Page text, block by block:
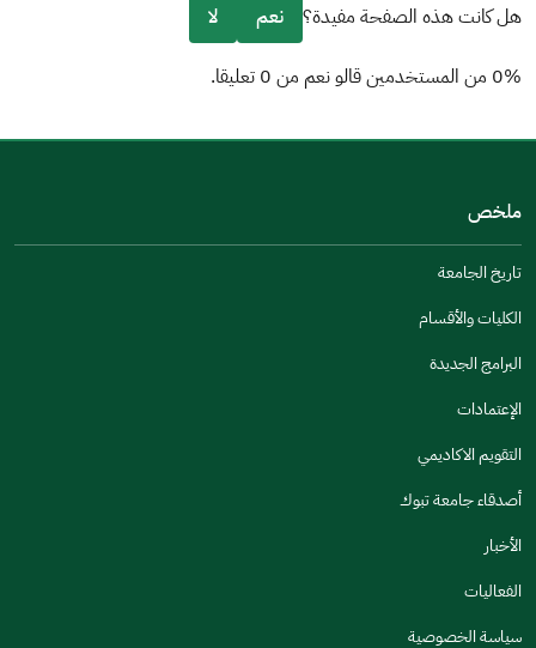
هل كانت هذه الصفحة مفيدة؟ نعم لا
0% من المستخدمين قالو نعم من 0 تعليقا.
مكتوبة بشكل جيد
الإجابات كانت مرتبطة
تصميمه يجعله سهل القراءة
أخرى
جنس
اخبرنا عن تجربتك في هذه الخدمة
ملخص
تاريخ الجامعة
الكليات والأقسام
البرامج الجديدة
الإعتمادات
التقويم الاكاديمي
أصدقاء جامعة تبوك
الأخبار
الفعاليات
سياسة الخصوصية